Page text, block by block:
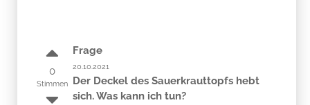
0
Stimmen
Frage
20.10.2021
Der Deckel des Sauerkrauttopfs hebt
sich. Was kann ich tun?